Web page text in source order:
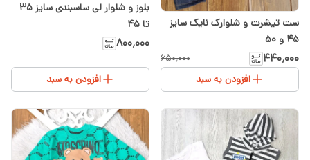
ست تیشرت و شلوارک نایک سایز
۴۵ و ۵۰
۴۴۰٬۰۰۰ ۶۵۰٬۰۰۰
افزودن به سبد
بلوز و شلوار لی ساسبندی سایز ۳۵
تا ۴۵
۸۰۰٬۰۰۰
افزودن به سبد